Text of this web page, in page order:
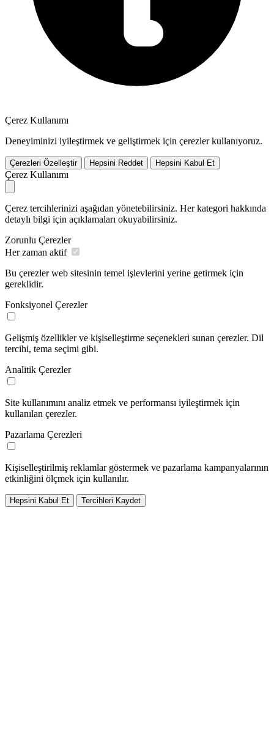
Çerez Kullanımı
Deneyiminizi iyileştirmek ve geliştirmek için çerezler kullanıyoruz.
Çerezleri Özelleştir Hepsini Reddet Hepsini Kabul Et
Çerez Kullanımı
Çerez tercihlerinizi aşağıdan yönetebilirsiniz. Her kategori hakkında
detaylı bilgi için açıklamaları okuyabilirsiniz.
Zorunlu Çerezler
Her zaman aktif
Bu çerezler web sitesinin temel işlevlerini yerine getirmek için
gereklidir.
Fonksiyonel Çerezler
Gelişmiş özellikler ve kişiselleştirme seçenekleri sunan çerezler. Dil
tercihi, tema seçimi gibi.
Analitik Çerezler
Site kullanımını analiz etmek ve performansı iyileştirmek için
kullanılan çerezler.
Pazarlama Çerezleri
Kişiselleştirilmiş reklamlar göstermek ve pazarlama kampanyalarının
etkinliğini ölçmek için kullanılır.
Hepsini Kabul Et Tercihleri Kaydet